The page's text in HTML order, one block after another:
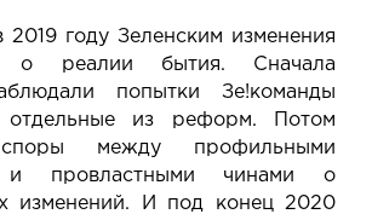
году Зеленским изменения
о реалии бытия. Сначала
попытки Зе!команды
отдельные из реформ. Потом
споры между профильными
и провластными чинами о
изменений. И под конец 2020